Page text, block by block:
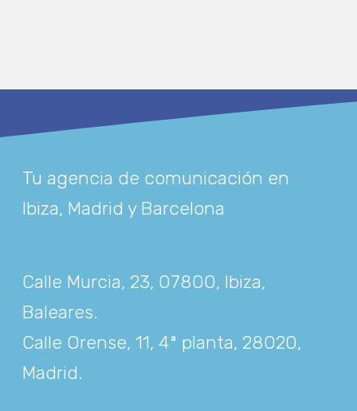
Tu agencia de comunicación en
Ibiza, Madrid y Barcelona
Calle Murcia, 23, 07800, Ibiza,
Baleares.
Calle Orense, 11, 4ª planta, 28020,
Madrid.